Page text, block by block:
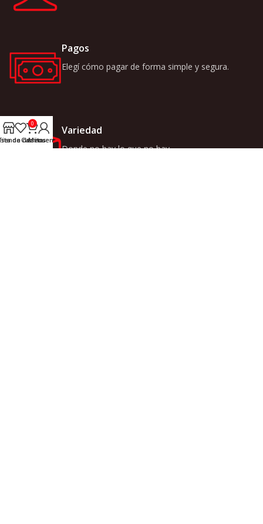
Pagos
Elegí cómo pagar de forma simple y segura.
Variedad
Donde no hay lo que no hay.
de deseos
0
Carrito
Mi cuenta